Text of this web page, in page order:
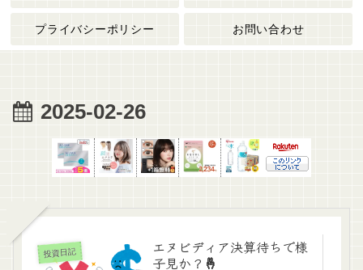
プライバシーポリシー お問い合わせ
2025-02-26
投資日記
エヌビディア決算待ちで様
子見か？🤞